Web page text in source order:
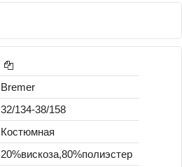
Bremer
32/134-38/158
Костюмная
20%вискоза,80%полиэстер